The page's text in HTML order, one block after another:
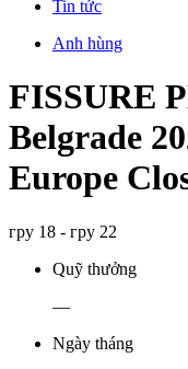
Tin tức
Anh hùng
FISSURE
Belgrade
Europe
гру 18 - гру 22
Quỹ thưởng
—
Ngày tháng